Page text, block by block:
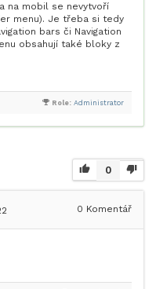
na mobil se nevytvoří
menu). Je třeba si tedy
bars či Navigation
obsahují také bloky z
Role: Administrator
0
0 Komentář